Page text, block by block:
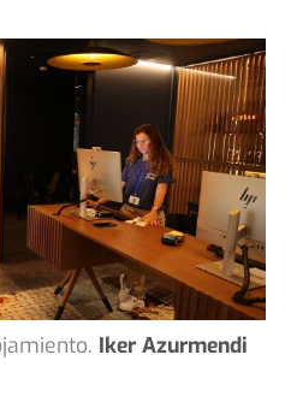
Iker Azurmendi